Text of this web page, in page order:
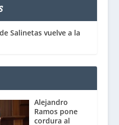
Salinetas vuelve a la
Alejandro
Ramos pone
cordura al